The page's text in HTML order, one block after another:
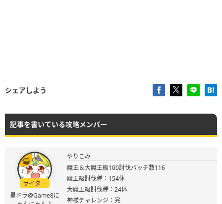
シェアしよう
記事を書いている攻略メンバー
ライター
星ドラ@Game8に
やりこみ
魔王＆大魔王級100討伐バッチ数116
魔王級討伐種：154体
大魔王級討伐種：24体
神様チャレンジ：完